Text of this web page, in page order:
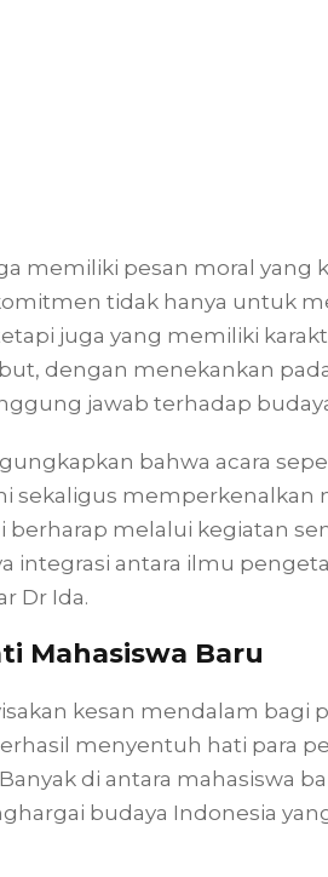
memiliki pesan moral yang
tidak hanya untuk
juga yang memiliki
dengan menekankan
jawab terhadap
bahwa acara
sekaligus memperkenalkan
berharap melalui kegiatan
integrasi antara ilmu
Dr Ida.
Mahasiswa Baru
kesan mendalam bagi
menyentuh hati para
di antara mahasiswa
budaya Indonesia